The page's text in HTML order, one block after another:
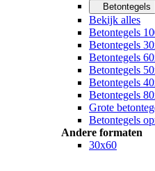
Betontegels
Bekijk alles
Betontegels
Betontegels
Betontegels
Betontegels
Betontegels
Betontegels
Grote
Betontegels
Andere formaten
30x60